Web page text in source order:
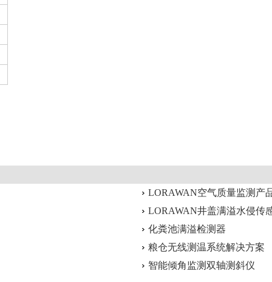
LORAWAN空气质量监测产
LORAWAN井盖满溢水侵传
化粪池满溢检测器
粮仓无线测温系统解决方案
智能倾角监测双轴测斜仪